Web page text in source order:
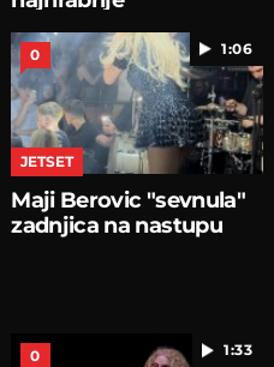
1:06
0
JETSET
Maji Berovic "sevnula"
zadnjica na nastupu
1:33
0